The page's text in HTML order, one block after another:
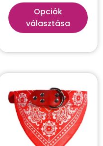
Opciók
választása